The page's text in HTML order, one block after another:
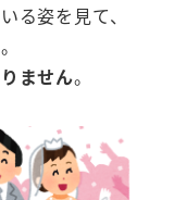
る姿を見て、
ません。